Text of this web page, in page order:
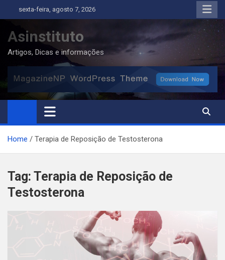
to
content
sexta-feira, agosto 7, 2026
Asinstituto
Artigos, Dicas e informações
Home Terapia de Reposição de Testosterona
Tag: Terapia de Reposição de
Testosterona